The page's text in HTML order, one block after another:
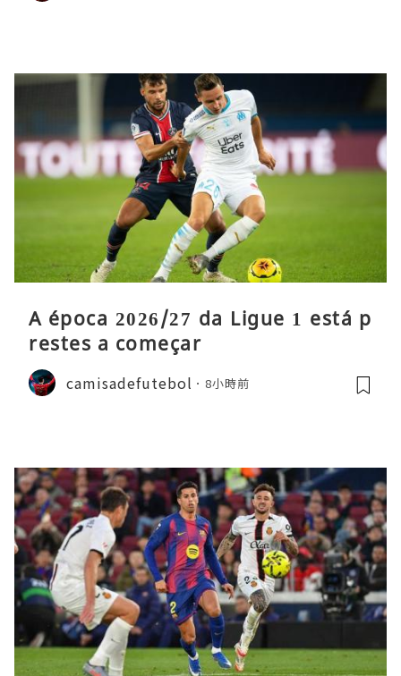
A época 2026/27 da Ligue 1 está p
restes a começar
camisadefutebol 8小時前